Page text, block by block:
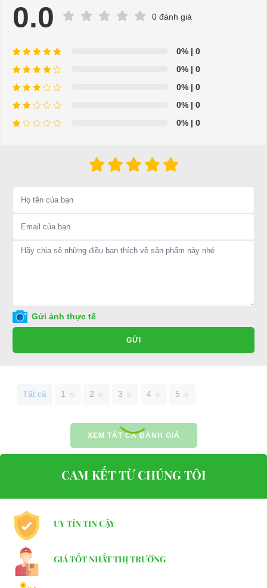
Bạn nên chọn mua Xe điện sân golf chất lượng giá
tốt ở đâu?
cho xe hoặc có vấn đề gì cần được hỗ trợ, quý khách vui lòng liên
LIÊN HỆ CÔNG TY:Công ty TNHH TM DV XNK
Địa chỉ: 845 Quốc Lộ 13, Phường Hiệp Bình Phước, Thành phố
Điện thoại: 08 68 100 260 ( Châu ) - 093 211 3677 ( Phú )
Website: phutungxegolf.com
0.0 0 đánh giá
0% | 0
0% | 0
0% | 0
0% | 0
0% | 0
Gửi ảnh thực tế
GỬI
Tất cả 1 2 3 4 5
XEM TẤT CẢ ĐÁNH GIÁ
CAM KẾT TỪ CHÚNG TÔI
UY TÍN TIN CẬY
GIÁ TỐT NHẤT THỊ TRƯỜNG